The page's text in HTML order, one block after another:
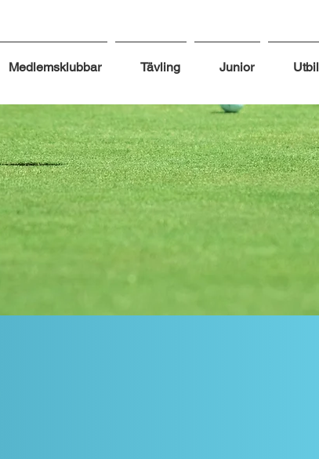
Medlemsklubbar Tävling Junior